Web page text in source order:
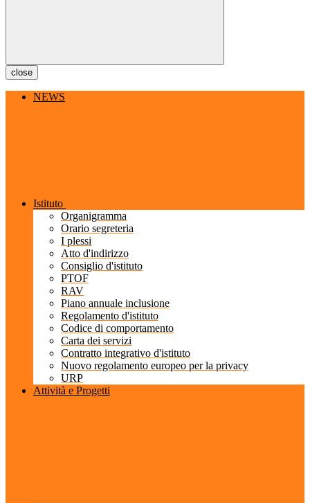
close
NEWS
Istituto
Organigramma
Orario segreteria
I plessi
Atto d'indirizzo
Consiglio d'istituto
PTOF
RAV
Piano annuale inclusione
Regolamento d'istituto
Codice di comportamento
Carta dei servizi
Contratto integrativo d'istituto
Nuovo regolamento europeo per la privacy
URP
Attività e Progetti